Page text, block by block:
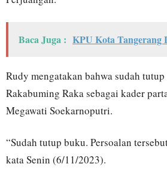
Baca Juga : KPU Kota Tangerang
Rudy mengatakan bahwa sudah
Rakabuming Raka sebagai kader
Megawati Soekarnoputri.
“Sudah tutup buku. Persoalan
kata Senin (6/11/2023).